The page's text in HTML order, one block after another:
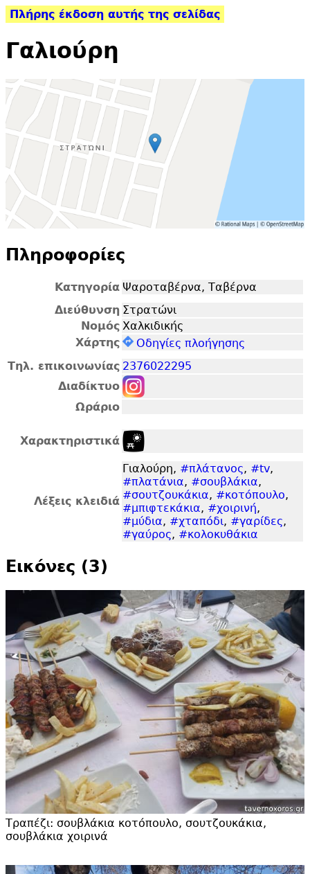
Πλήρης έκδοση αυτής της σελίδας
Γαλιούρη
Πληροφορίες
Κατηγορία Ψαροταβέρνα, Ταβέρνα
Διεύθυνση Στρατώνι
Νομός Χαλκιδικής
Χάρτης
Οδηγίες πλοήγησης
Τηλ. επικοινωνίας 2376022295
Διαδίκτυο
Ωράριο
Χαρακτηριστικά
Λέξεις κλειδιά
Γιαλούρη, #πλάτανος, #tv,
#πλατάνια, #σουβλάκια,
#σουτζουκάκια, #κοτόπουλο,
#μπιφτεκάκια, #χοιρινή,
#μύδια, #χταπόδι, #γαρίδες,
#γαύρος, #κολοκυθάκια
Εικόνες (3)
Τραπέζι: σουβλάκια κοτόπουλο, σουτζουκάκια,
σουβλάκια χοιρινά